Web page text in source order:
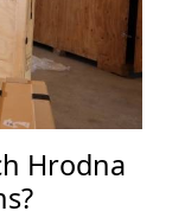
Hrodna